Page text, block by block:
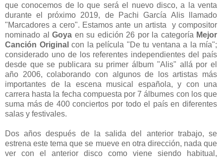
que conocemos de lo que será el nuevo disco, a la venta
durante el próximo 2019, de Pachi García Alis llamado
"Marcadores a cero". Estamos ante un artista y compositor
nominado al Goya en su edición 26 por la categoría Mejor
Canción Original con la película "De tu ventana a la mía";
considerado uno de los referentes independientes del país
desde que se publicara su primer álbum "Alis" allá por el
año 2006, colaborando con algunos de los artistas más
importantes de la escena musical española, y con una
carrera hasta la fecha compuesta por 7 álbumes con los que
suma más de 400 conciertos por todo el país en diferentes
salas y festivales.
Dos años después de la salida del anterior trabajo, se
estrena este tema que se mueve en otra dirección, nada que
ver con el anterior disco como viene siendo habitual,